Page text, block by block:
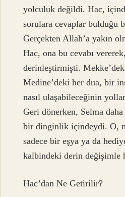
yolculuk değildi. Hac,
sorulara cevaplar bulduğu
Gerçekten Allah’a yakın
Hac, ona bu cevabı
derinleştirmişti.
Medine’deki her dua, bir
nasıl ulaşabileceğinin
Geri dönerken, Selma
bir dinginlik içindeydi. O,
sadece bir eşya ya da
kalbindeki derin değişimle
Hac’dan Ne Getirilir?